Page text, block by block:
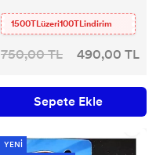
1500TLüzeri100TLindirim
750,00 TL 490,00 TL
Sepete Ekle
YENİ